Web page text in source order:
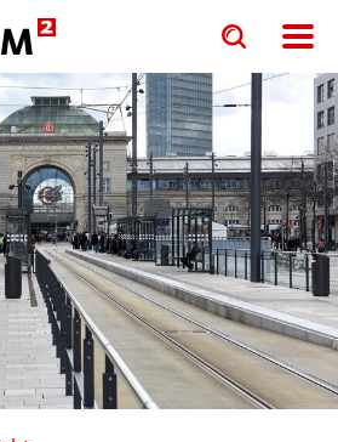
Toggle
search
input
form
Toggle
search
input